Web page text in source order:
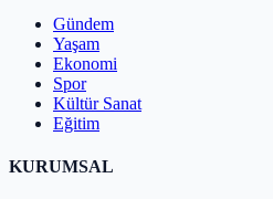
Gündem
Yaşam
Ekonomi
Spor
Kültür Sanat
Eğitim
KURUMSAL